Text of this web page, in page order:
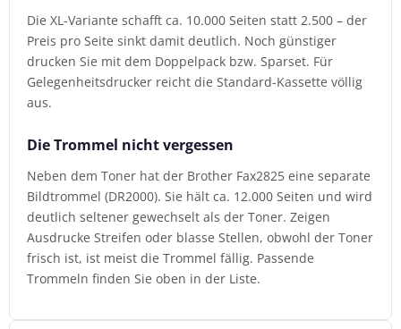
Die XL-Variante schafft ca. 10.000 Seiten statt 2.500 – der
Preis pro Seite sinkt damit deutlich. Noch günstiger
drucken Sie mit dem Doppelpack bzw. Sparset. Für
Gelegenheitsdrucker reicht die Standard-Kassette völlig
aus.
Die Trommel nicht vergessen
Neben dem Toner hat der Brother Fax2825 eine separate
Bildtrommel (DR2000). Sie hält ca. 12.000 Seiten und wird
deutlich seltener gewechselt als der Toner. Zeigen
Ausdrucke Streifen oder blasse Stellen, obwohl der Toner
frisch ist, ist meist die Trommel fällig. Passende
Trommeln finden Sie oben in der Liste.